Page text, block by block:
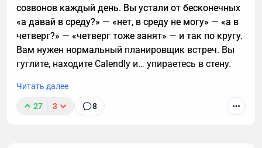
созвонов каждый день. Вы устали от бесконечных
«а давай в среду?» — «нет, в среду не могу» — «а в
четверг?» — «четверг тоже занят» — и так по кругу.
Вам нужен нормальный планировщик встреч. Вы
гуглите, находите Calendly и… упираетесь в стену.
Читать далее
27 3 8